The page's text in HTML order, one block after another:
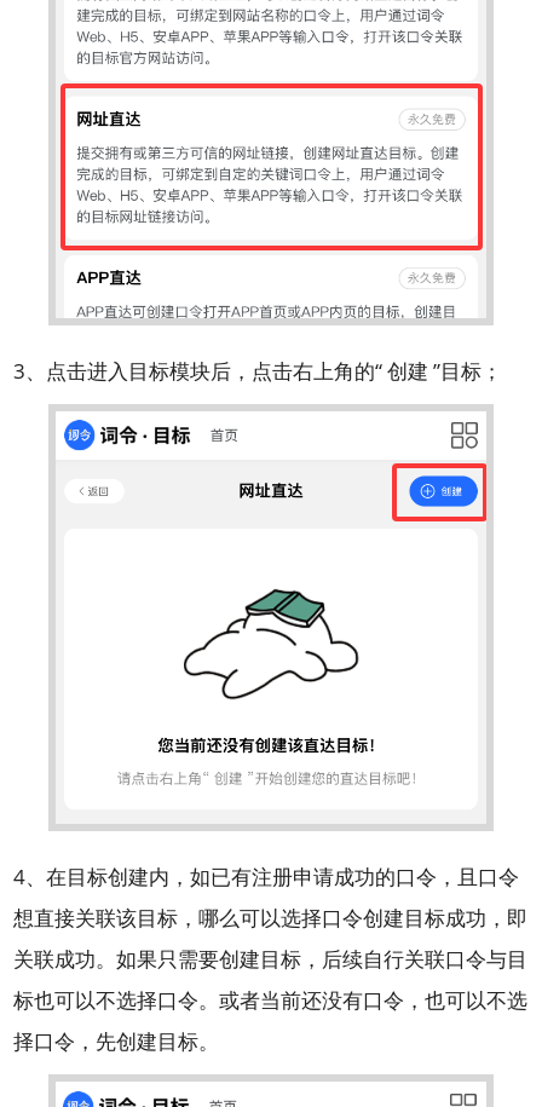
3、点击进入目标模块后，点击右上角的“ 创建 ”目标；
4、在目标创建内，如已有注册申请成功的口令，且口令
想直接关联该目标，哪么可以选择口令创建目标成功，即
关联成功。如果只需要创建目标，后续自行关联口令与目
标也可以不选择口令。或者当前还没有口令，也可以不选
择口令，先创建目标。